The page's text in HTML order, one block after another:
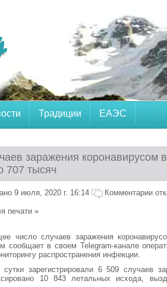
Традиции ЕАЭС
заражения коронавирусом
707 тысяч
9 июля, 2020 г. 16:14 Комментарии
печати »
число случаев заражения
сообщает в своем Telegram-канале
распространения инфекции.
зарегистрировали 6 509 случаев
10 843 летальных исхода,